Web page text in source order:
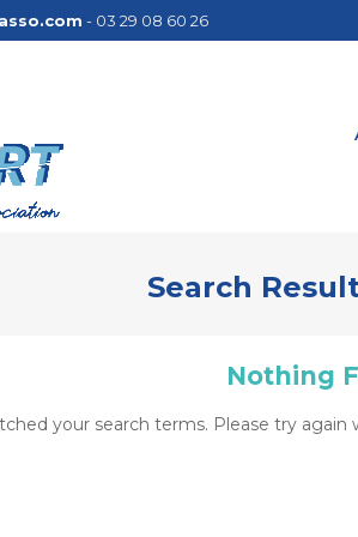
- 03 29 08 60 26
Search
Nothing
your search terms. Please try